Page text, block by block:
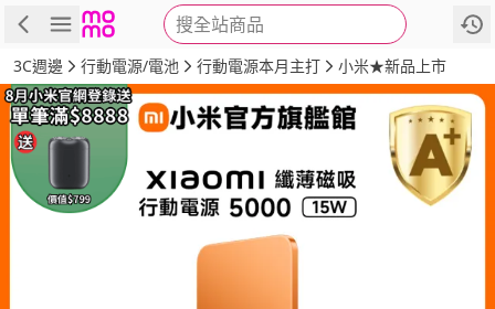
搜全站商品
商品 評價 詳情
3C週邊 行動電源/電池 行動電源本月主打 小米★新品上市